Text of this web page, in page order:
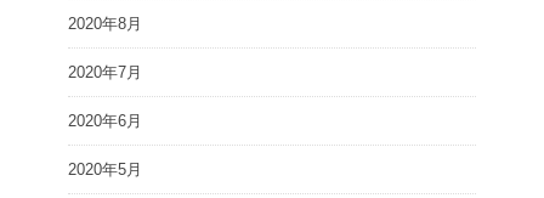
2020年8月
2020年7月
2020年6月
2020年5月